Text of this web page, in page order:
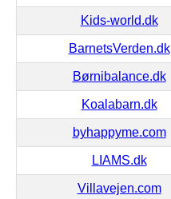
Kids-world.dk
BarnetsVerden.dk
Børnibalance.dk
Koalabarn.dk
byhappyme.com
LIAMS.dk
Villavejen.com